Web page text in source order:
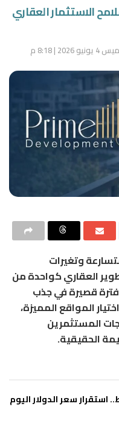
الاستثمار العقاري
2026 | 8:18 م
وتغيرات
العقاري كواحدة من
فترة قصيرة في جذب
المواقع المميزة،
المستثمرين
الحقيقية.
سعر الدولار اليوم